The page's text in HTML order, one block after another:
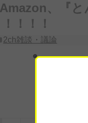
、『
！！！
2ch雑談・議論